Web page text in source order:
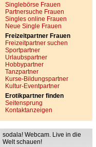
Singlebörse Frauen
Partnersuche Frauen
Singles online Frauen
Neue Single Frauen
Freizeitpartner Frauen
Freizeitpartner suchen
Sportpartner
Urlaubspartner
Hobbypartner
Tanzpartner
Kurse-Bildungspartner
Kultur-Eventpartner
Erotikpartner finden
Seitensprung
Kontaktanzeigen
sodala! Webcam. Live in die
Welt schauen!